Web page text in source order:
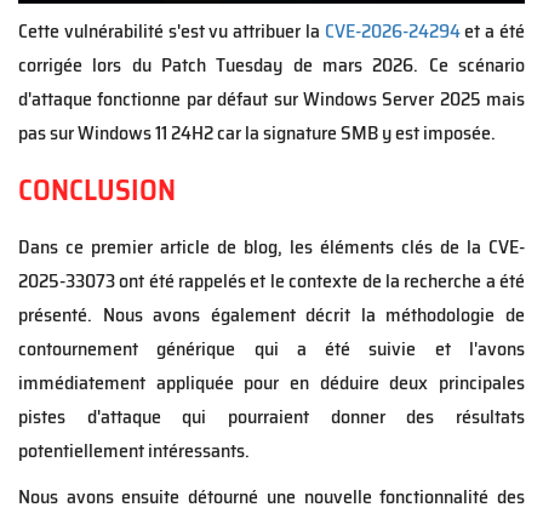
e
Cette vulnérabilité s'est vu attribuer la CVE-2026-24294et a été
corrigée lors du Patch Tuesday de mars 2026. Ce scénario
d'attaque fonctionne par défaut sur Windows Server 2025 mais
pas sur Windows 11 24H2 car la signature SMB y est imposée.
CONCLUSION
Dans ce premier article de blog, les éléments clés de la CVE-
2025-33073 ont été rappelés et le contexte de la recherche a été
présenté. Nous avons également décrit la méthodologie de
contournement générique qui a été suivie et l'avons
immédiatement appliquée pour en déduire deux principales
pistes d'attaque qui pourraient donner des résultats
potentiellement intéressants.
Nous avons ensuite détourné une nouvelle fonctionnalité des